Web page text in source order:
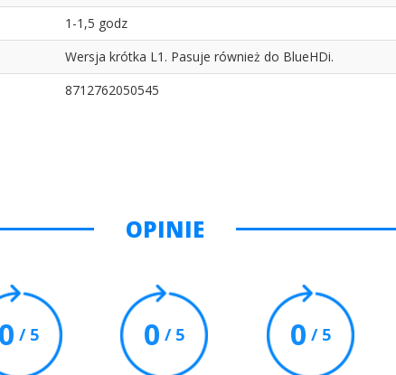
1-1,5 godz
Wersja krótka L1. Pasuje również do BlueHDi.
8712762050545
OPINIE
0 / 5 0 / 5 0 / 5